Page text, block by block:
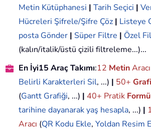
Metin Kütüphanesi | Tarih Seçici |
Hücreleri Şifrele/Şifre Çöz | Listeye
posta Gönder | Süper Filtre | Özel
(kalın/italik/üstü çizili filtreleme...)...
En İyi15 Araç Takımı:12 MetinAracı
Belirli Karakterleri Sil, ...) | 50+
(Gantt Grafiği, ...) | 40+ Pratik
tarihine dayanarak yaş hesapla, ...) |
Aracı (QR Kodu Ekle, Yoldan Resim